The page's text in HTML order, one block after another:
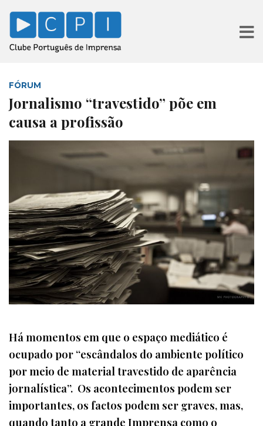
FÓRUM
Jornalismo “travestido” põe em
causa a profissão
Há momentos em que o espaço mediático é
ocupado por “escândalos do ambiente político
por meio de material travestido de aparência
jornalística”. Os acontecimentos podem ser
importantes, os factos podem ser graves, mas,
quando tanto a grande Imprensa como o